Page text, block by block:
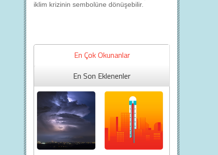
iklim krizinin sembolüne dönüşebilir.
En Çok Okunanlar
En Son Eklenenler